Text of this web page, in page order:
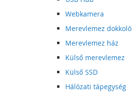
Webkamera
Merevlemez dokkoló
Merevlemez ház
Külső merevlemez
Külső SSD
Hálózati tápegység